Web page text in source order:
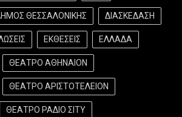
ΘΕΣΣΑΛΟΝΙΚΗΣ ΔΙΑΣΚΕΔΑΣΗ
ΕΚΘΕΣΕΙΣ ΕΛΛΑΔΑ
ΘΕΑΤΡΟ ΑΘΗΝΑΙΟΝ
ΘΕΑΤΡΟ ΑΡΙΣΤΟΤΕΛΕΙΟΝ
ΘΕΑΤΡΟ ΡΑΔΙΟ ΣΙΤΥ